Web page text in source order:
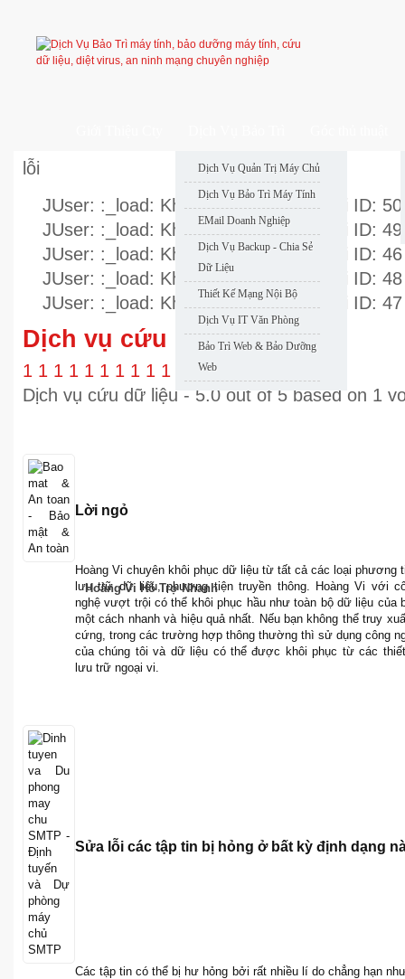
Dịch Vụ Quản Trị Máy Chủ
Dịch Vụ Bảo Trì Máy Tính
EMail Doanh Nghiệp
Dịch Vụ Backup - Chia Sẻ
Dữ Liệu
Thiết Kế Mạng Nội Bộ
Dịch Vụ IT Văn Phòng
Bảo Trì Web & Bảo Dưỡng
Web
lỗi
JUser: :_load: Không thể nạp user với ID: 50
JUser: :_load: Không thể nạp user với ID: 49
JUser: :_load: Không thể nạp user với ID: 46
JUser: :_load: Không thể nạp user với ID: 48
JUser: :_load: Không thể nạp user với ID: 47
Dịch vụ cứu dữ liệu
1 1 1 1 1 1 1 1 1 1
Rating 5.00 (1 Vote)
Dịch vụ cứu dữ liệu - 5.0 out of 5 based on 1
Lời ngỏ
Hoàng Vi chuyên khôi phục dữ liệu từ tất cả các loại phương
lưu trữ dữ liệu, phương tiện truyền thông. Hoàng Vi với
nghệ vượt trội có thể khôi phục hầu như toàn bộ dữ liệu của
một cách nhanh và hiệu quả nhất. Nếu bạn không thể truy
cứng, trong các trường hợp thông thường thì sử dụng công
của chúng tôi và dữ liệu có thể được khôi phục từ các
lưu trữ ngoại vi.
Sửa lỗi các tập tin bị hỏng ở bất kỳ định dạng
Các tập tin có thể bị hư hỏng bởi rất nhiều lí do chẳng hạn
Hoàng Vi Hỗ Trợ Nhanh